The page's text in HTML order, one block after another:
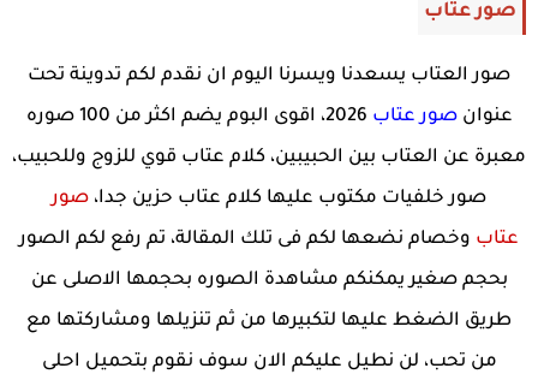
صور عتاب
صور العتاب يسعدنا ويسرنا اليوم ان نقدم لكم تدوينة تحت
عنوانصور عتاب
2026، اقوى البوم يضم اكثر من 100 صوره
معبرة عن العتاب بين الحبيبين، كلام عتاب قوي للزوج وللحبيب،
صور خلفيات مكتوب عليها كلام عتاب حزين جدا، صور
عتاب وخصام نضعها لكم فى تلك المقالة، تم رفع لكم الصور
بحجم صغير يمكنكم مشاهدة الصوره بحجمها الاصلى عن
طريق الضغط عليها لتكبيرها من ثم تنزيلها ومشاركتها مع
من تحب، لن نطيل عليكم الان سوف نقوم بتحميل احلى